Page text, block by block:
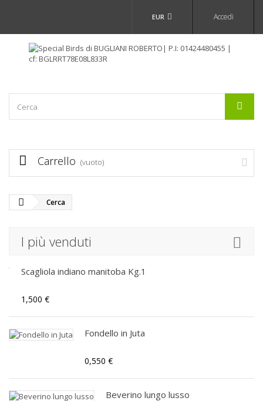
Accedi
EUR
Carrello (vuoto)
Cerca
I più venduti
Scagliola indiano manitoba Kg.1
1,500 €
Fondello in Juta
0,550 €
Beverino lungo lusso